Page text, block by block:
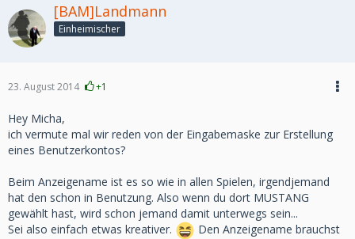
[BAM]Landmann
Einheimischer
23. August 2014 +1
Hey Micha,
ich vermute mal wir reden von der Eingabemaske zur Erstellung
eines Benutzerkontos?
Beim Anzeigename ist es so wie in allen Spielen, irgendjemand
hat den schon in Benutzung. Also wenn du dort MUSTANG
gewählt hast, wird schon jemand damit unterwegs sein...
Sei also einfach etwas kreativer.
Den Anzeigename brauchst